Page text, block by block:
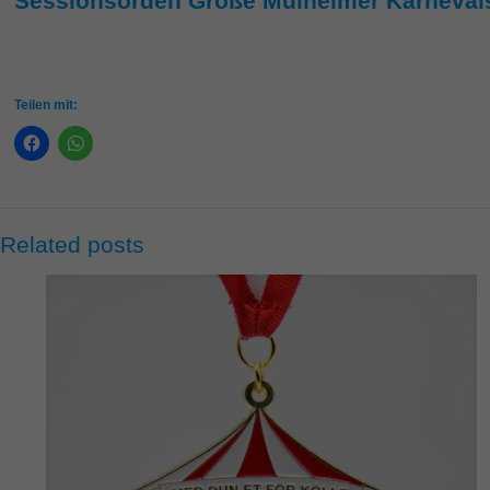
Teilen mit:
Related posts